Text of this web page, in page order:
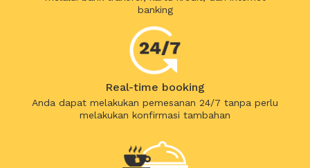
banking
Real-time booking
Anda dapat melakukan pemesanan 24/7 tanpa perlu
melakukan konfirmasi tambahan